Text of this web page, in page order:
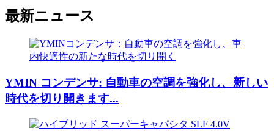
最新ニュース
YMIN コンデンサ: 自動車の空調を強化し、新しい
時代を切り開きます...